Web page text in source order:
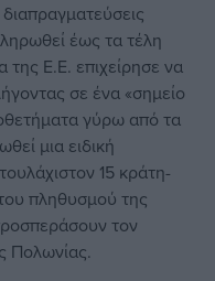
έως τα τέλη
Ε.Ε. επιχείρησε να
σε ένα «σημείο
γύρω από τα
μια ειδική
15 κράτη-
πληθυσμού της
τον
Πολωνίας.